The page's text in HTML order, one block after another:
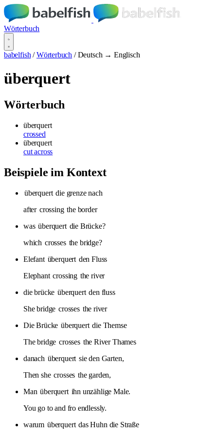
Wörterbuch
babelfish / Wörterbuch / Deutsch → Englisch
überquert
Wörterbuch
überquert
crossed
überquert
cut across
Beispiele im Kontext
überquert die grenze nach
after crossing the border
was überquert die Brücke?
which crosses the bridge?
Elefant überquert den Fluss
Elephant crossing the river
die brücke überquert den fluss
She bridge crosses the river
Die Brücke überquert die Themse
The bridge crosses the River Thames
danach überquert sie den Garten,
Then she crosses the garden,
Man überquert ihn unzählige Male.
You go to and fro endlessly.
warum überquert das Huhn die Straße